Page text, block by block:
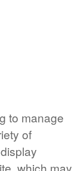
to manage
of
which may